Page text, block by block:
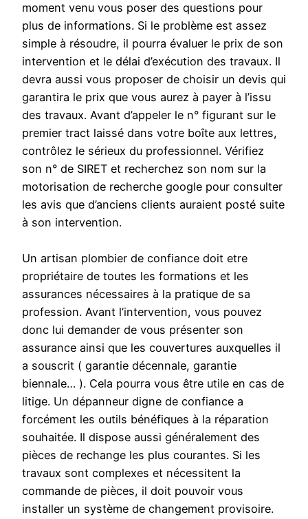
moment venu vous poser des questions pour
plus de informations. Si le problème est assez
simple à résoudre, il pourra évaluer le prix de son
intervention et le délai d’exécution des travaux. Il
devra aussi vous proposer de choisir un devis qui
garantira le prix que vous aurez à payer à l’issu
des travaux. Avant d’appeler le n° figurant sur le
premier tract laissé dans votre boîte aux lettres,
contrôlez le sérieux du professionnel. Vérifiez
son n° de SIRET et recherchez son nom sur la
motorisation de recherche google pour consulter
les avis que d’anciens clients auraient posté suite
à son intervention.
Un artisan plombier de confiance doit etre
propriétaire de toutes les formations et les
assurances nécessaires à la pratique de sa
profession. Avant l’intervention, vous pouvez
donc lui demander de vous présenter son
assurance ainsi que les couvertures auxquelles il
a souscrit ( garantie décennale, garantie
biennale… ). Cela pourra vous être utile en cas de
litige. Un dépanneur digne de confiance a
forcément les outils bénéfiques à la réparation
souhaitée. Il dispose aussi généralement des
pièces de rechange les plus courantes. Si les
travaux sont complexes et nécessitent la
commande de pièces, il doit pouvoir vous
installer un système de changement provisoire.